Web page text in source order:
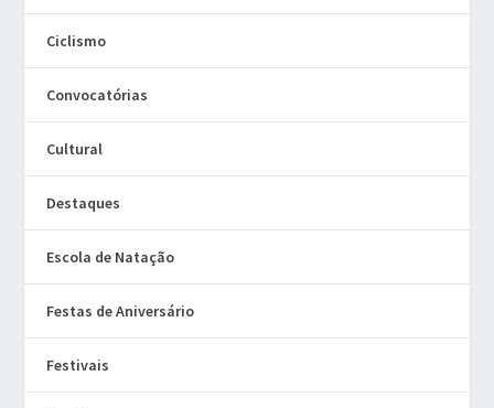
Ciclismo
Convocatórias
Cultural
Destaques
Escola de Natação
Festas de Aniversário
Festivais